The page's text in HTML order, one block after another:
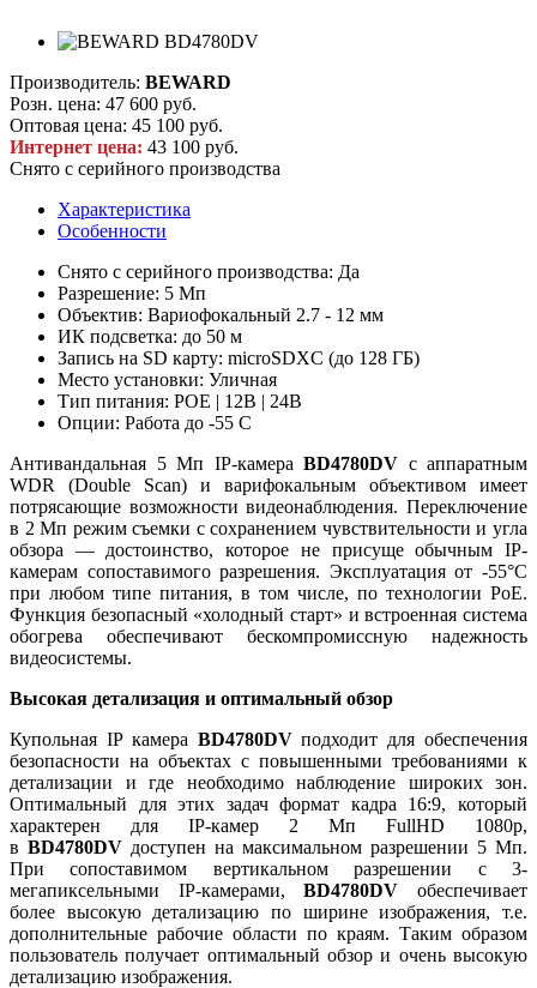
Производитель: BEWARD
Розн. цена: 47 600 руб.
Оптовая цена: 45 100 руб.
Интернет цена: 43 100 руб.
Снято с серийного производства
Характеристика
Особенности
Снято с серийного производства: Да
Разрешение: 5 Мп
Объектив: Вариофокальный 2.7 - 12 мм
ИК подсветка: до 50 м
Запись на SD карту: microSDXC (до 128 ГБ)
Место установки: Уличная
Тип питания: POE | 12В | 24В
Опции: Работа до -55 C
Антивандальная 5 Мп IP-камера BD4780DV с аппаратным
WDR (Double Scan) и варифокальным объективом имеет
потрясающие возможности видеонаблюдения. Переключение
в 2 Мп режим съемки с сохранением чувствительности и угла
обзора — достоинство, которое не присуще обычным IP-
камерам сопоставимого разрешения. Эксплуатация от -55°C
при любом типе питания, в том числе, по технологии PoE.
Функция безопасный «холодный старт» и встроенная система
обогрева обеспечивают бескомпромиссную надежность
видеосистемы.
Высокая детализация и оптимальный обзор
Купольная IP камера BD4780DVподходит для обеспечения
безопасности на объектах с повышенными требованиями к
детализации и где необходимо наблюдение широких зон.
Оптимальный для этих задач формат кадра 16:9, который
характерен для IP-камер 2 Мп FullHD 1080p,
в BD4780DV доступен на максимальном разрешении 5 Мп.
При сопоставимом вертикальном разрешении с 3-
мегапиксельными IP-камерами,BD4780DVобеспечивает
более высокую детализацию по ширине изображения, т.е.
дополнительные рабочие области по краям. Таким образом
пользователь получает оптимальный обзор и очень высокую
детализацию изображения.